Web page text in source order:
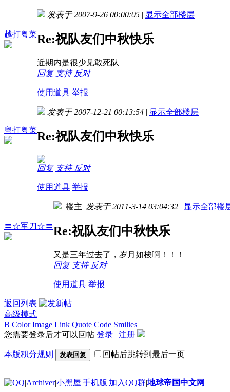
越打粤菜
发表于 2007-9-26 00:00:05 | 显示全部楼层
Re:祝队友们中秋快乐
近期内是很少见敢死队
回复 支持 反对
使用道具 举报
粤打粤菜
发表于 2007-12-21 00:13:54 | 显示全部楼层
Re:祝队友们中秋快乐
回复 支持 反对
使用道具 举报
〓☆军刀☆〓
楼主| 发表于 2011-3-14 03:04:32 | 显示全部楼
Re:祝队友们中秋快乐
又是三年过去了，岁月如梭啊！！！
回复 支持 反对
使用道具 举报
返回列表
高级模式
B Color Image Link Quote Code Smilies
您需要登录后才可以回帖 登录 | 注册
本版积分规则 发表回复 回帖后跳转到最后一页
|Archiver|小黑屋|手机版|加入QQ群|地球帝国中文网